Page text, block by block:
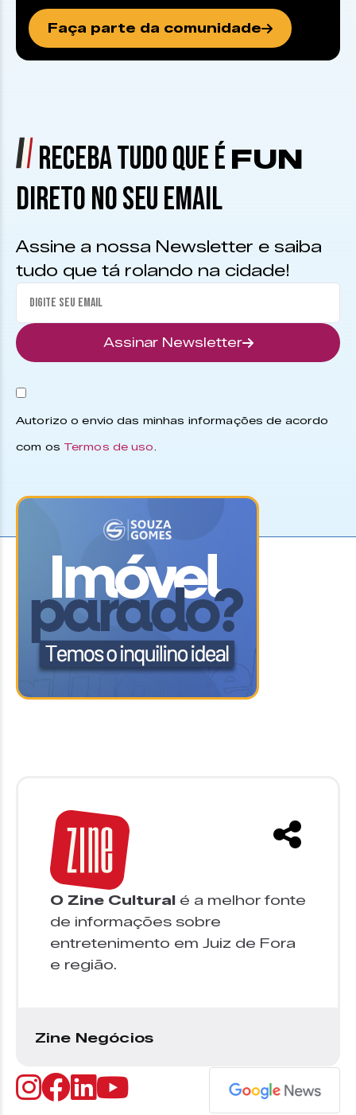
Faça parte da comunidade
RECEBA TUDO QUE É FUN
DIRETO NO SEU EMAIL
Assine a nossa Newsletter e saiba
tudo que tá rolando na cidade!
Assinar Newsletter
Autorizo o envio das minhas informações de acordo
com os Termos de uso.
O Zine Cultural é a melhor fonte
de informações sobre
entretenimento em Juiz de Fora
e região.
Zine Negócios